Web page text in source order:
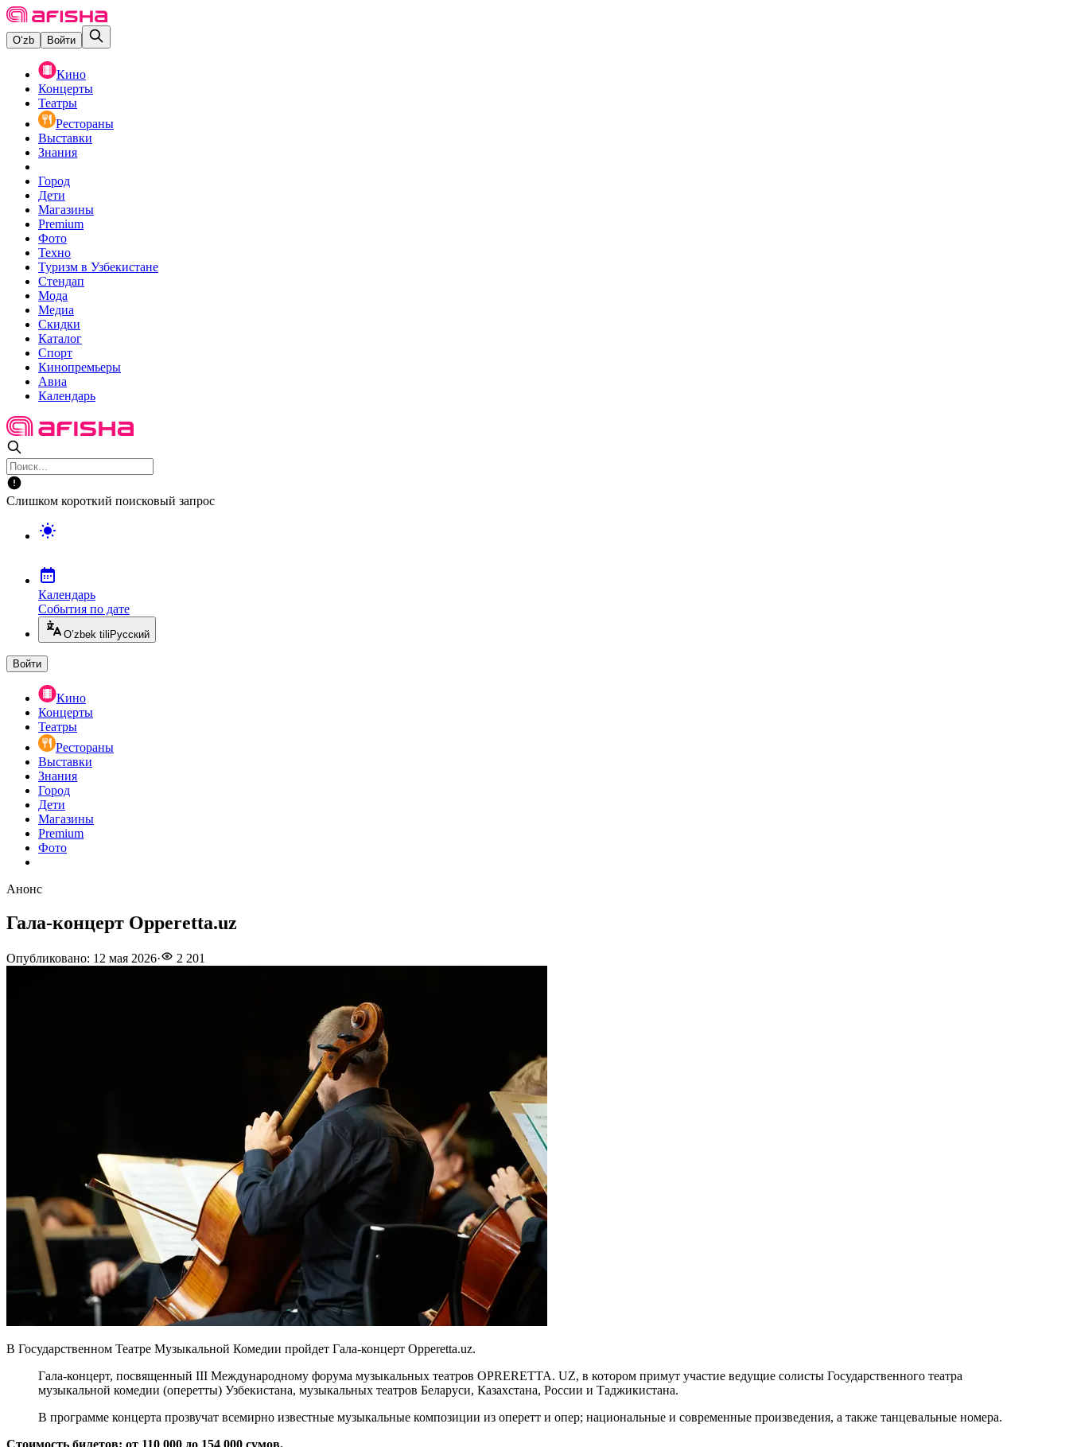
O‘zb Войти
Кино
Концерты
Театры
Рестораны
Выставки
Знания
Город
Дети
Магазины
Premium
Фото
Техно
Туризм в Узбекистане
Стендап
Мода
Медиа
Скидки
Каталог
Спорт
Кинопремьеры
Авиа
Календарь
Слишком короткий поисковый запрос
Календарь
События по дате
O’zbek tili Русский
Войти
Кино
Концерты
Театры
Рестораны
Выставки
Знания
Город
Дети
Магазины
Premium
Фото
Анонс
Гала-концерт Opperetta.uz
Опубликовано: 12 мая 2026· 2 201
В Государственном Театре Музыкальной Комедии пройдет Гала-концерт Opperetta.uz.
Гала-концерт, посвященный III Международному форума музыкальных театров OPRERETTA. UZ, в котором примут участие ведущие солисты Государственного театра
музыкальной комедии (оперетты) Узбекистана, музыкальных театров Беларуси, Казахстана, России и Таджикистана.
В программе концерта прозвучат всемирно известные музыкальные композиции из оперетт и опер; национальные и современные произведения, а также танцевальные номера.